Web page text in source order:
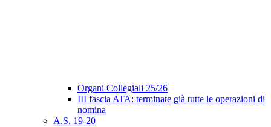
Organi Collegiali 25/26
III fascia ATA: terminate già tutte le operazioni di
nomina
A.S. 19-20